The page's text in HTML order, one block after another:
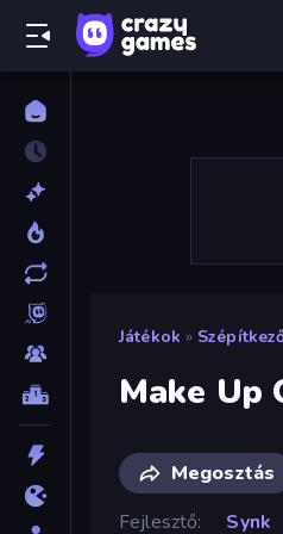
Játékok »
Make Up
Megosztás
Fejlesztő
Synk